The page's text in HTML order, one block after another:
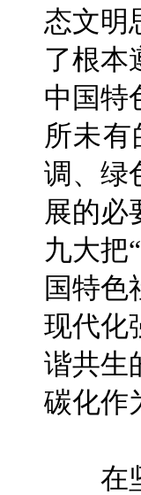
态文明
了根本
中国特
所未
调、绿
展的必
九大把
国特色
现代化
谐共生
碳化作
在坚